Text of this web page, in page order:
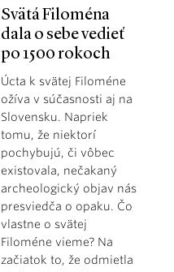
Svätá Filoména
dala o sebe vedieť
po 1500 rokoch
Úcta k svätej Filoméne
ožíva v súčasnosti aj na
Slovensku. Napriek
tomu, že niektorí
pochybujú, či vôbec
existovala, nečakaný
archeologický objav nás
presviedča o opaku. Čo
vlastne o svätej
Filoméne vieme? Na
začiatok to, že odmietla